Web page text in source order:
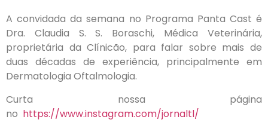
A convidada da semana no Programa Panta Cast é
Dra. Claudia S. S. Boraschi, Médica Veterinária,
proprietária da Clínicão, para falar sobre mais de
duas décadas de experiência, principalmente em
Dermatologia Oftalmologia.
Curta nossa página
no https://www.instagram.com/jornaltl/